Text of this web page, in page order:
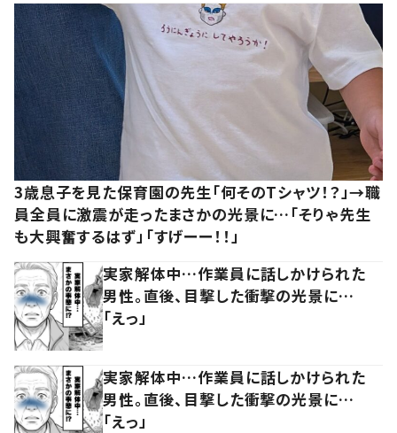
3歳息子を見た保育園の先生「何そのTシャツ！？」→職
員全員に激震が走ったまさかの光景に…「そりゃ先生
も大興奮するはず」「すげーー！！」
実家解体中…作業員に話しかけられた
男性。直後、目撃した衝撃の光景に…
「えっ」
実家解体中…作業員に話しかけられた
男性。直後、目撃した衝撃の光景に…
「えっ」